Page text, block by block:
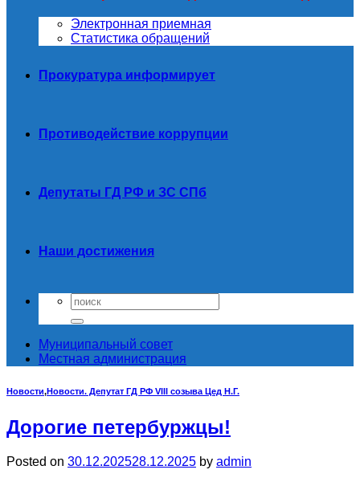
Электронная приемная
Статистика обращений
Прокуратура информирует
Противодействие коррупции
Депутаты ГД РФ и ЗС СПб
Наши достижения
Муниципальный совет
Местная администрация
Новости,Новости. Депутат ГД РФ VIII созыва Цед Н.Г.
Дорогие петербуржцы!
Posted on 30.12.202528.12.2025 by admin